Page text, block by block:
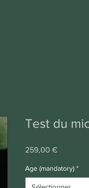
Test du
259,00 €Prix
Age (mandatory) *